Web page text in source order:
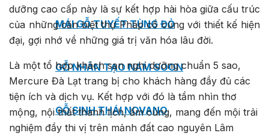
MÁI GỖ TUYẾT TÙNG ĐỎ
GỖ NHÂN TẠO NAM SOON
GỖ SINH THÁI NOVANO
dưỡng cao cấp này là sự kết hợp hài hòa giữa cấu trúc
của những căn biệt thự Pháp cổ cùng với thiết kế hiện
đại, gợi nhớ về những giá trị văn hóa lâu đời.
Là một tổ hợp khách sạn nghỉ dưỡng chuẩn 5 sao,
Mercure Đà Lạt trang bị cho khách hàng đầy đủ các
tiện ích và dịch vụ. Kết hợp với đó là tầm nhìn thơ
mộng, nội thất thanh lịch, ấm cúng, mang đến mội trải
nghiệm đầy thi vị trên mảnh đất cao nguyên Lâm